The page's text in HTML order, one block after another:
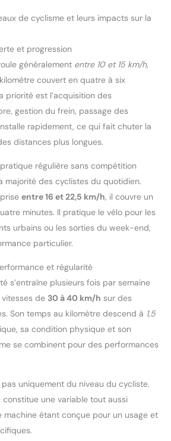
homme robustes pour le Gravel, cette
de cyclisme et leurs impacts sur la
et progression
généralement entre 10 et 15 km/h,
couvert en quatre à six
priorité est l’acquisition des
gestion du frein, passage des
rapidement, ce qui fait chuter la
distances plus longues.
régulière sans compétition
majorité des cyclistes du quotidien.
entre 16 et 22,5 km/h, il couvre un
minutes. Il pratique le vélo pour les
urbains ou les sorties du week-end,
particulier.
et régularité
s’entraîne plusieurs fois par semaine
de 30 à 40 km/h sur des
Son temps au kilomètre descend à 1,5
sa condition physique et son
se combinent pour des performances
uniquement du niveau du cycliste.
une variable tout aussi
machine étant conçue pour un usage et